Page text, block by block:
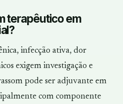
terapêutico em
infecção ativa, dor
exigem investigação e
pode ser adjuvante em
com componente